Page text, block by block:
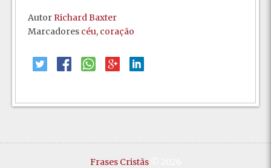
Autor Richard Baxter
Marcadores céu, coração
Frases Cristãs© 2026